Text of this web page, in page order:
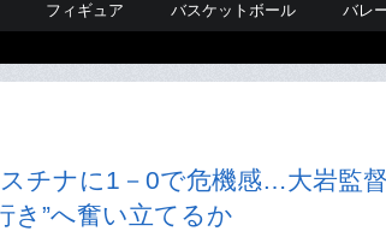
フィギュア バスケットボール バレ
チナに1－0で危機感…大岩監
き”へ奮い立てるか